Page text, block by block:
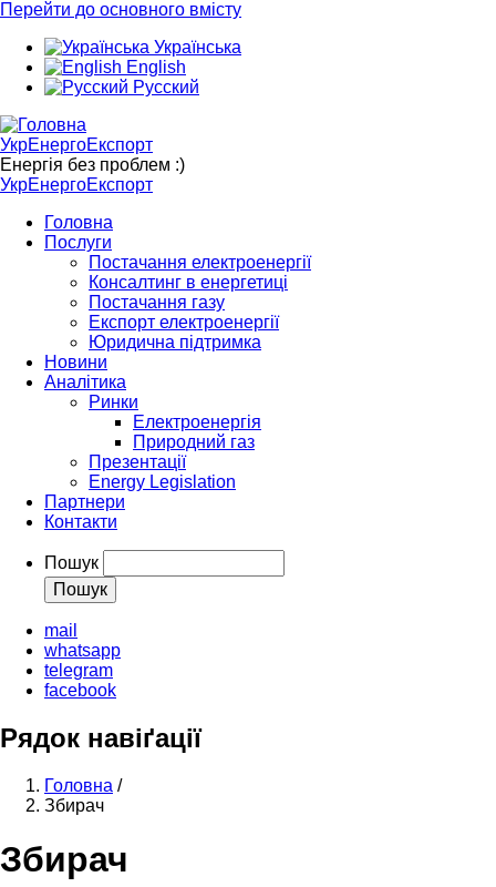
Перейти до основного вмісту
Українська
English
Русский
УкрЕнергоЕкспорт
Енергія без проблем :)
УкрЕнергоЕкспорт
Головна
Послуги
Постачання електроенергії
Консалтинг в енергетиці
Постачання газу
Експорт електроенергії
Юридична підтримка
Новини
Аналітика
Ринки
Електроенергія
Природний газ
Презентації
Energy Legislation
Партнери
Контакти
Пошук
mail
whatsapp
telegram
facebook
Рядок навіґації
Головна /
Збирач
Збирач